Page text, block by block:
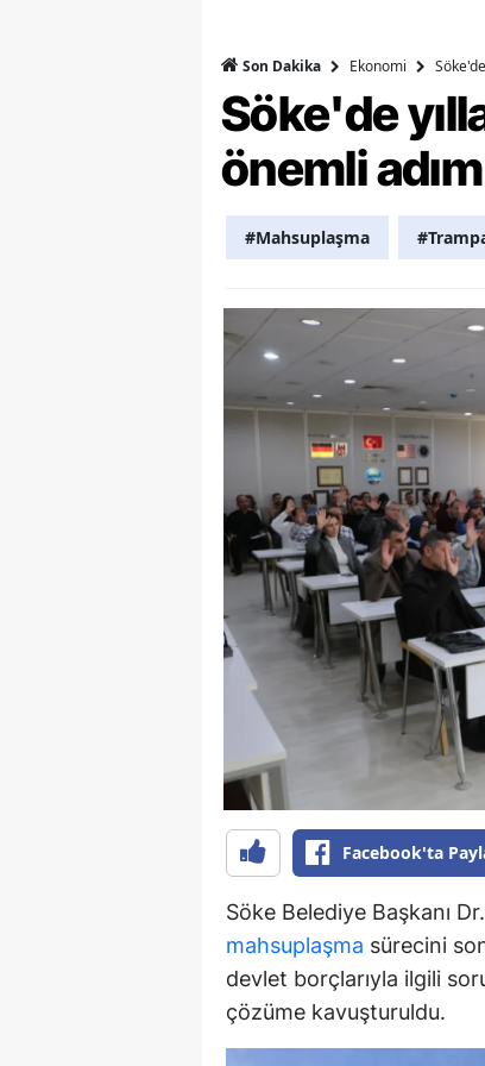
Son Dakika Ekonomi
Söke'de
önemli adım
#Mahsuplaşma
Facebook'ta
Söke Belediye Başkanı
mahsuplaşma sürecini
devlet borçlarıyla ilgili
çözüme kavuşturuldu.